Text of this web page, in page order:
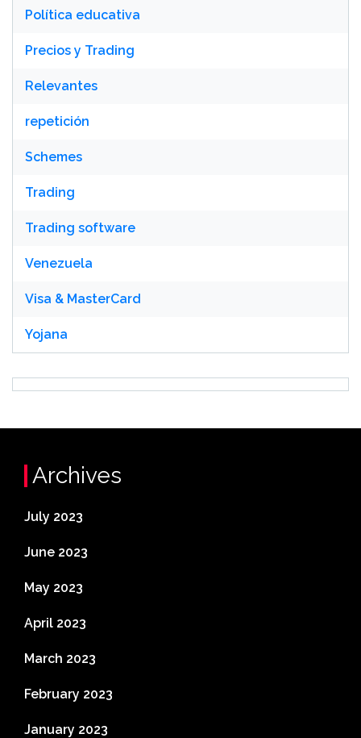
Política educativa
Precios y Trading
Relevantes
repetición
Schemes
Trading
Trading software
Venezuela
Visa & MasterCard
Yojana
Archives
July 2023
June 2023
May 2023
April 2023
March 2023
February 2023
January 2023